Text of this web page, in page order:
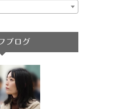
ブログ